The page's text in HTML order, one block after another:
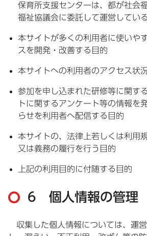
保育所支援センターは、都が社会
福祉協議会に委託して運営してい
本サイトが多くの利用者に使いや
スを開発・改善する目的
本サイトへの利用者のアクセス状
参加を申し込まれた研修等に関す
トに関するアンケート等の情報を
らせを利用者へ配信する目的
本サイトの、法律上若しくは利用
又は義務の履行を行う目的
上記の利用目的に付随する目的
6 個人情報の管理
収集した個人情報については、運